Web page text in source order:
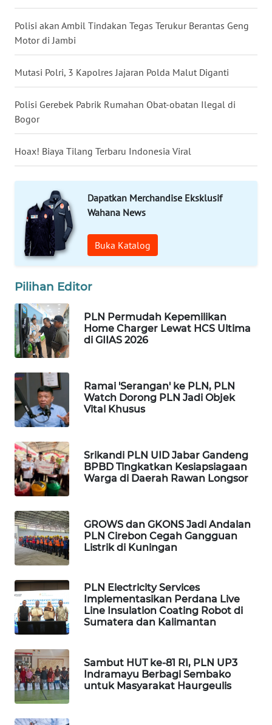
Polisi akan Ambil Tindakan Tegas Terukur Berantas Geng
Motor di Jambi
Mutasi Polri, 3 Kapolres Jajaran Polda Malut Diganti
Polisi Gerebek Pabrik Rumahan Obat-obatan Ilegal di
Bogor
Hoax! Biaya Tilang Terbaru Indonesia Viral
Dapatkan Merchandise Eksklusif
Wahana News
Buka Katalog
Pilihan Editor
PLN Permudah Kepemilikan
Home Charger Lewat HCS Ultima
di GIIAS 2026
Ramai 'Serangan' ke PLN, PLN
Watch Dorong PLN Jadi Objek
Vital Khusus
Srikandi PLN UID Jabar Gandeng
BPBD Tingkatkan Kesiapsiagaan
Warga di Daerah Rawan Longsor
GROWS dan GKONS Jadi Andalan
PLN Cirebon Cegah Gangguan
Listrik di Kuningan
PLN Electricity Services
Implementasikan Perdana Live
Line Insulation Coating Robot di
Sumatera dan Kalimantan
Sambut HUT ke-81 RI, PLN UP3
Indramayu Berbagi Sembako
untuk Masyarakat Haurgeulis
WN
KALTENG
WN
KALTARA
WN
WN
SULSEL
WN
GORONTALO
SULUT
WN
MALUKU
WN
MALUT
DAIRI
WN
DANAU
WN
NIAS
WN
LANGKAT
WN
TAPANULI
SELATAN
WN
TANJUNG
LESUNG